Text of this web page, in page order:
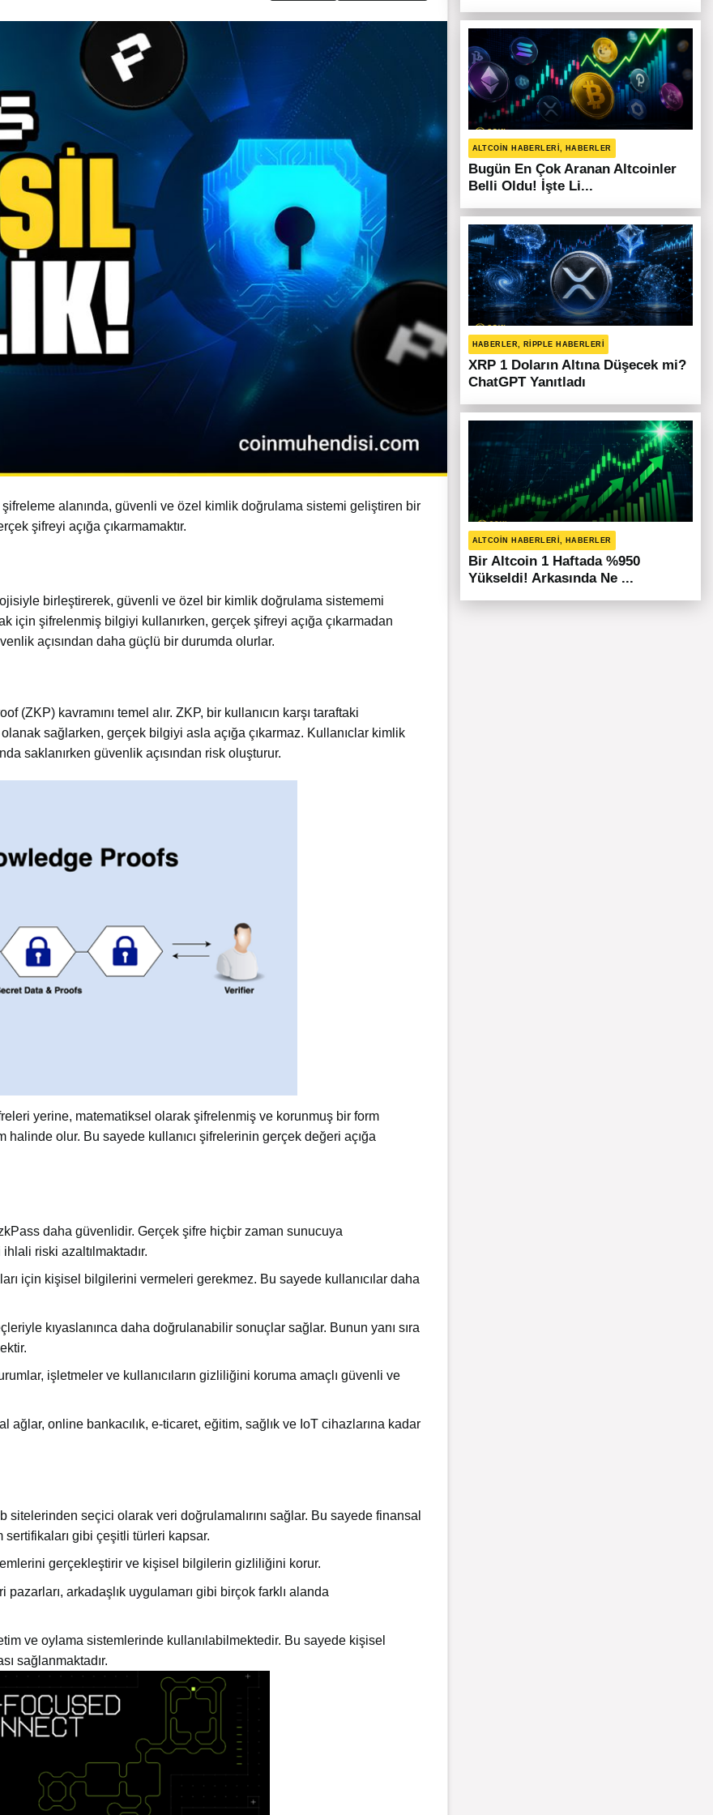
alanında, güvenli ve özel kimlik doğrulama sistemi geliştiren bir
şifreyi açığa çıkarmamaktır.
birleştirerek, güvenli ve özel bir kimlik doğrulama sistememi
için şifrelenmiş bilgiyi kullanırken, gerçek şifreyi açığa çıkarmadan
açısından daha güçlü bir durumda olurlar.
kavramını temel alır. ZKP, bir kullanıcın karşı taraftaki
sağlarken, gerçek bilgiyi asla açığa çıkarmaz. Kullanıclar kimlik
saklanırken güvenlik açısından risk oluşturur.
yerine, matematiksel olarak şifrelenmiş ve korunmuş bir form
olur. Bu sayede kullanıcı şifrelerinin gerçek değeri açığa
daha güvenlidir. Gerçek şifre hiçbir zaman sunucuya
riski azaltılmaktadır.
için kişisel bilgilerini vermeleri gerekmez. Bu sayede kullanıcılar daha
kıyaslanınca daha doğrulanabilir sonuçlar sağlar. Bunun yanı sıra
işletmeler ve kullanıcıların gizliliğini koruma amaçlı güvenli ve
ağlar, online bankacılık, e-ticaret, eğitim, sağlık ve IoT cihazlarına kadar
sitelerinden seçici olarak veri doğrulamalırını sağlar. Bu sayede finansal
sertifikaları gibi çeşitli türleri kapsar.
gerçekleştirir ve kişisel bilgilerin gizliliğini korur.
arkadaşlık uygulamarı gibi birçok farklı alanda
ve oylama sistemlerinde kullanılabilmektedir. Bu sayede kişisel
sağlanmaktadır.
ALTCOIN HABERLERI, HABERLER
Bugün En Çok Aranan Altcoinler
Belli Oldu! İşte Li...
HABERLER, RIPPLE HABERLERI
XRP 1 Doların Altına Düşecek mi?
ChatGPT Yanıtladı
ALTCOIN HABERLERI, HABERLER
Bir Altcoin 1 Haftada %950
Yükseldi! Arkasında Ne ...